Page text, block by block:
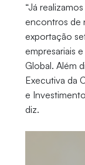
“Já
encontros de
exportação
empresariais
Global. Além
Executiva da
e
diz.